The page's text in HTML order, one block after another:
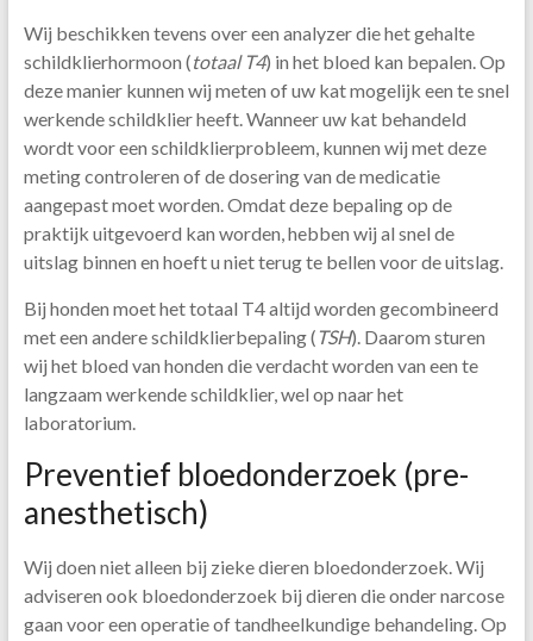
Wij beschikken tevens over een analyzer die het gehalte
schildklierhormoon (totaal T4) in het bloed kan bepalen. Op
deze manier kunnen wij meten of uw kat mogelijk een te snel
werkende schildklier heeft. Wanneer uw kat behandeld
wordt voor een schildklierprobleem, kunnen wij met deze
meting controleren of de dosering van de medicatie
aangepast moet worden. Omdat deze bepaling op de
praktijk uitgevoerd kan worden, hebben wij al snel de
uitslag binnen en hoeft u niet terug te bellen voor de uitslag.
Bij honden moet het totaal T4 altijd worden gecombineerd
met een andere schildklierbepaling ( TSH). Daarom sturen
wij het bloed van honden die verdacht worden van een te
langzaam werkende schildklier, wel op naar het
laboratorium.
Preventief bloedonderzoek (pre-
anesthetisch)
Wij doen niet alleen bij zieke dieren bloedonderzoek. Wij
adviseren ook bloedonderzoek bij dieren die onder narcose
gaan voor een operatie of tandheelkundige behandeling. Op